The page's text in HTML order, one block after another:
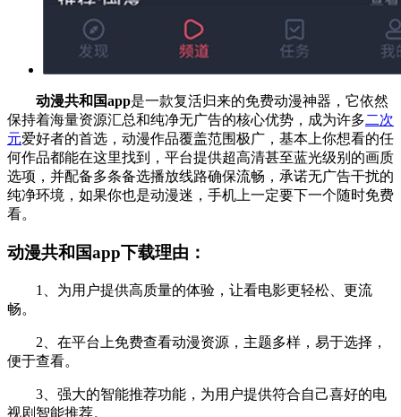
动漫共和国app是一款复活归来的免费动漫神器，它依然
保持着海量资源汇总和纯净无广告的核心优势，成为许多二次
元爱好者的首选，动漫作品覆盖范围极广，基本上你想看的任
何作品都能在这里找到，平台提供超高清甚至蓝光级别的画质
选项，并配备多条备选播放线路确保流畅，承诺无广告干扰的
纯净环境，如果你也是动漫迷，手机上一定要下一个随时免费
看。
动漫共和国app下载理由：
1、为用户提供高质量的体验，让看电影更轻松、更流
畅。
2、在平台上免费查看动漫资源，主题多样，易于选择，
便于查看。
3、强大的智能推荐功能，为用户提供符合自己喜好的电
视剧智能推荐。